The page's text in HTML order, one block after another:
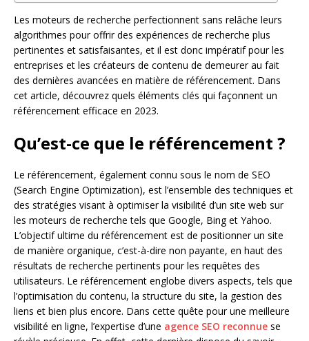
Les moteurs de recherche perfectionnent sans relâche leurs
algorithmes pour offrir des expériences de recherche plus
pertinentes et satisfaisantes, et il est donc impératif pour les
entreprises et les créateurs de contenu de demeurer au fait
des dernières avancées en matière de référencement. Dans
cet article, découvrez quels éléments clés qui façonnent un
référencement efficace en 2023.
Qu’est-ce que le référencement ?
Le référencement, également connu sous le nom de SEO
(Search Engine Optimization), est l’ensemble des techniques et
des stratégies visant à optimiser la visibilité d’un site web sur
les moteurs de recherche tels que Google, Bing et Yahoo.
L’objectif ultime du référencement est de positionner un site
de manière organique, c’est-à-dire non payante, en haut des
résultats de recherche pertinents pour les requêtes des
utilisateurs. Le référencement englobe divers aspects, tels que
l’optimisation du contenu, la structure du site, la gestion des
liens et bien plus encore. Dans cette quête pour une meilleure
visibilité en ligne, l’expertise d’une agence SEO reconnue se